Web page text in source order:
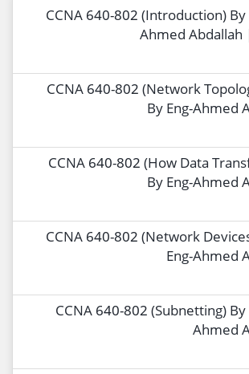
01-CCNA 640-802 (Introduction)
Ahmed Abdallah
02-CCNA 640-802 (Network
By Eng-Ahmed
03-CCNA 640-802 (How Data
By Eng-Ahmed
04-CCNA 640-802 (Network
Eng-Ahmed
05-CCNA 640-802 (Subnetting)
Ahmed